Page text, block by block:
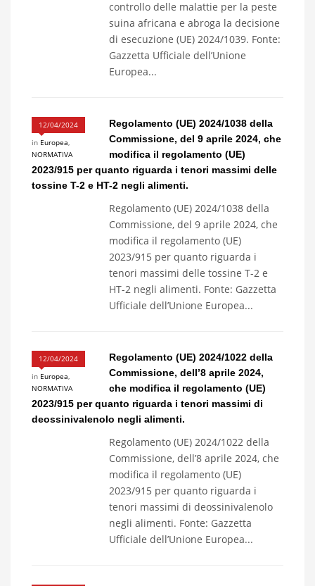
controllo delle malattie per la peste
suina africana e abroga la decisione
di esecuzione (UE) 2024/1039. Fonte:
Gazzetta Ufficiale dell’Unione
Europea...
12/04/2024
in Europea,
NORMATIVA
Regolamento (UE) 2024/1038 della
Commissione, del 9 aprile 2024, che
modifica il regolamento (UE)
2023/915 per quanto riguarda i tenori massimi delle
tossine T-2 e HT-2 negli alimenti.
Regolamento (UE) 2024/1038 della
Commissione, del 9 aprile 2024, che
modifica il regolamento (UE)
2023/915 per quanto riguarda i
tenori massimi delle tossine T-2 e
HT-2 negli alimenti. Fonte: Gazzetta
Ufficiale dell’Unione Europea...
12/04/2024
in Europea,
NORMATIVA
Regolamento (UE) 2024/1022 della
Commissione, dell’8 aprile 2024,
che modifica il regolamento (UE)
2023/915 per quanto riguarda i tenori massimi di
deossinivalenolo negli alimenti.
Regolamento (UE) 2024/1022 della
Commissione, dell’8 aprile 2024, che
modifica il regolamento (UE)
2023/915 per quanto riguarda i
tenori massimi di deossinivalenolo
negli alimenti. Fonte: Gazzetta
Ufficiale dell’Unione Europea...